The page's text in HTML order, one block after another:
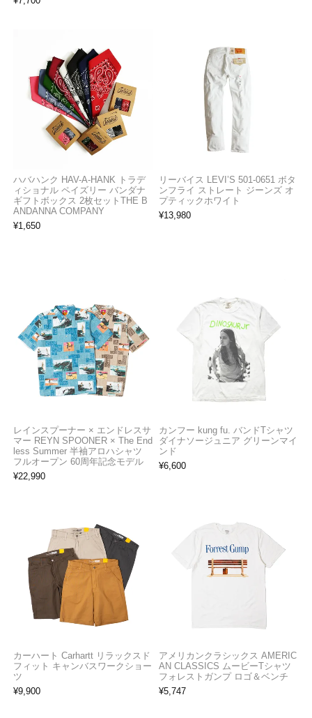
ハバハンク HAV-A-HANK トラデ
ィショナル ペイズリー バンダナ
ギフトボックス 2枚セットTHE B
ANDANNA COMPANY
¥1,650
リーバイス LEVI’S 501-0651 ボタ
ンフライ ストレート ジーンズ オ
プティックホワイト
¥13,980
レインスプーナー × エンドレスサ
マー REYN SPOONER × The End
less Summer 半袖アロハシャツ
フルオープン 60周年記念モデル
¥22,990
カンフー kung fu. バンドTシャツ
ダイナソージュニア グリーンマイ
ンド
¥6,600
カーハート Carhartt リラックスド
フィット キャンバスワークショー
ツ
¥9,900
アメリカンクラシックス AMERIC
AN CLASSICS ムービーTシャツ
フォレストガンプ ロゴ＆ベンチ
¥5,747